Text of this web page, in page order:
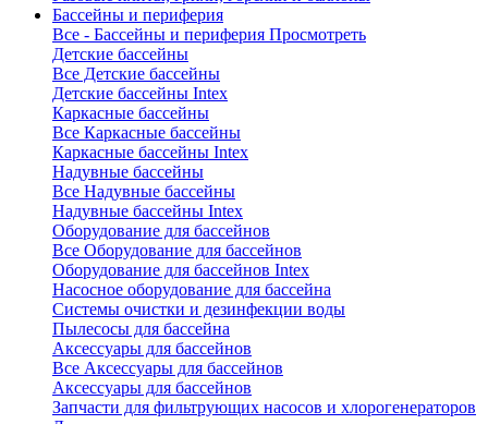
Бассейны и периферия
Все - Бассейны и периферия Просмотреть
Детские бассейны
Все Детские бассейны
Детские бассейны Intex
Каркасные бассейны
Все Каркасные бассейны
Каркасные бассейны Intex
Надувные бассейны
Все Надувные бассейны
Надувные бассейны Intex
Оборудование для бассейнов
Все Оборудование для бассейнов
Оборудование для бассейнов Intex
Насосное оборудование для бассейна
Системы очистки и дезинфекции воды
Пылесосы для бассейна
Аксессуары для бассейнов
Все Аксессуары для бассейнов
Аксессуары для бассейнов
Запчасти для фильтрующих насосов и хлорогенераторов